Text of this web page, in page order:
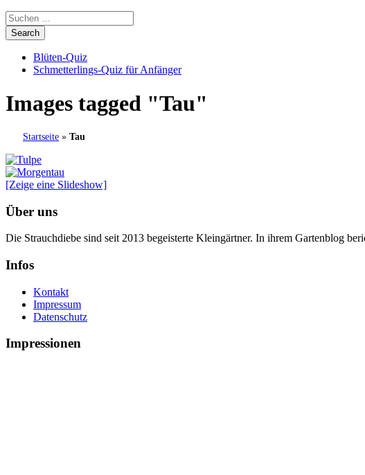
Blüten-Quiz
Schmetterlings-Quiz für Anfänger
Images tagged "Tau"
Startseite » Tau
[Zeige eine Slideshow]
Über uns
Die Strauchdiebe sind seit 2013 begeisterte Kleingärtner. In ihrem Gartenblog
Infos
Kontakt
Impressum
Datenschutz
Impressionen